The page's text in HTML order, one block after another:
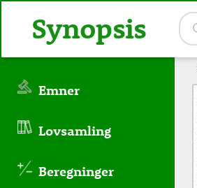
Emner
Lovsamling
Beregninger
Synopsis